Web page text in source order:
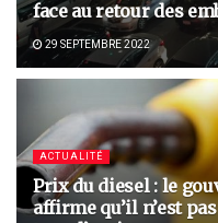
face au retour des
29 SEPTEMBRE 2022
ACTUALITÉ
Prix du diesel : le
affirme qu’il n’est